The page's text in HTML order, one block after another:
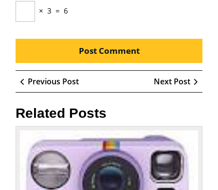
× 3 = 6
Beitragsnavigation
Previous PostPrevious
Post
Next Post
Next
Post
Related Posts